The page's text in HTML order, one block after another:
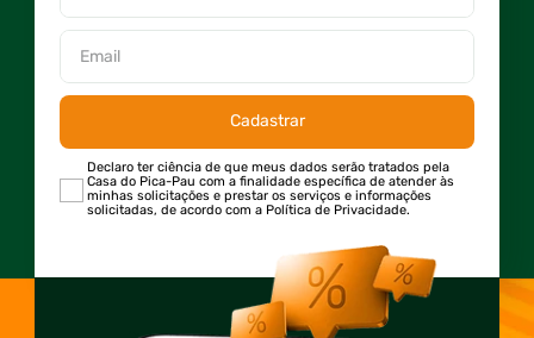
Cadastrar
Declaro ter ciência de que meus dados serão tratados pela
Casa do Pica-Pau com a finalidade específica de atender às
minhas solicitações e prestar os serviços e informações
solicitadas, de acordo com a Política de Privacidade.